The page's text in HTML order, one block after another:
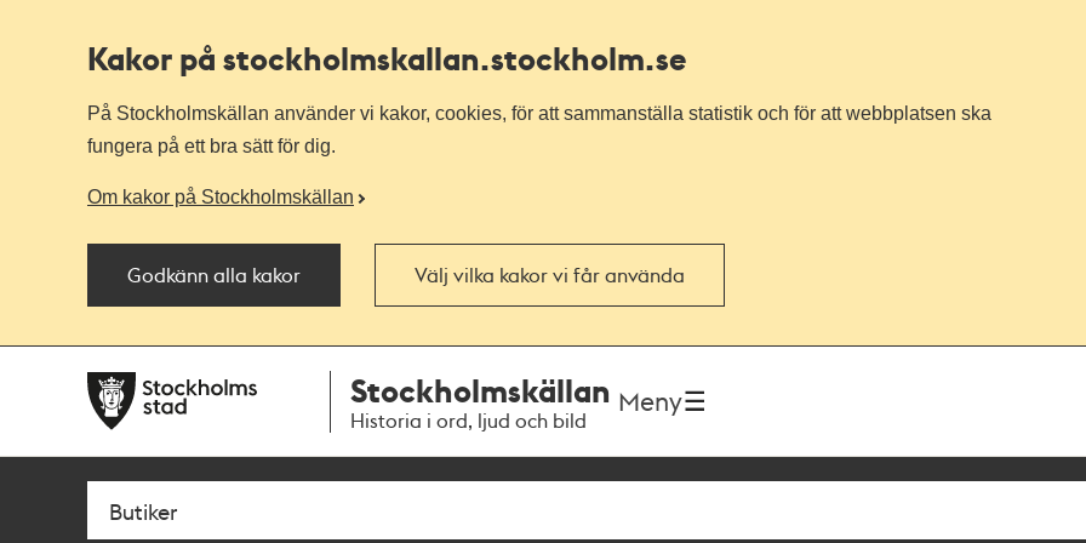
Kakor på stockholmskallan.stockholm.se
På Stockholmskällan använder vi kakor, cookies, för att sammanställa statistik och för att webbplatsen ska
fungera på ett bra sätt för dig.
Om kakor på Stockholmskällan
Godkänn alla kakor Välj vilka kakor vi får använda
navigationen
huvudinnehållet
Stockholmskällan
Historia i ord, ljud och bild
Meny
Sök